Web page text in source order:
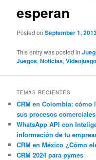
esperan
Posted onSeptember 1,
This entry was posted in
Juegos,Noticias,
TEMAS RECIENTES
CRM en Colombia: cómo
sus procesos comerciales
WhatsApp API con
información de tu
CRM en México ¿Cómo
CRM 2024 para pymes